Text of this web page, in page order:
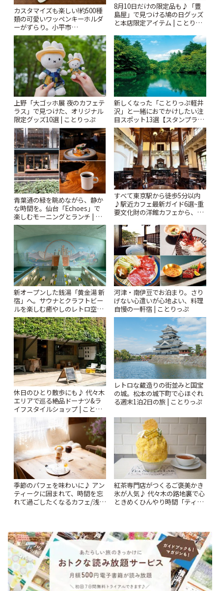
カスタマイズも楽しい!約500種
類の可愛いワッペンキーホルダ
ーがずらり。小平市
「Kimamaya T&K」 | ことりっ
ぷ
8月10日だけの限定品も♪「豊
島屋」で見つける鳩の日グッズ
と本店限定アイテム | ことりっ
上野「大ゴッホ展 夜のカフェテ
ラス」で見つけた、オリジナル
限定グッズ10選 | ことりっぷ
新しくなった「ことりっぷ軽井
沢」と一緒におでかけしたい注
目スポット13選【スタンプラリ
ー開催中】 | ことりっぷ
青葉通の緑を眺めながら、静か
な時間を。仙台「Echoes」で
楽しむモーニングとランチ | こ
とりっぷ
すべて東京駅から徒歩5分以内
♪駅近カフェ最新ガイド6選~重
要文化財の洋館カフェから、改
りっぷ
新オープンした銭湯「黄金湯 新
宿」へ。サウナとクラフトビー
ルを楽しむ癒やしのレトロ空間
| ことりっぷ
河津・南伊豆でお泊まり。さり
げない心遣いが心地よい、料理
自慢の一軒宿 | ことりっぷ
休日のひとり散歩にも♪ 代々木
エリアで巡る絶品ドーナツ&ラ
イフスタイルショップ | ことり
っぷ
レトロな蔵造りの街並みと国宝
の城。松本の城下町で心ほぐれ
る週末1泊2日の旅 | ことりっぷ
季節のパフェを味わいに♪ アン
ティークに囲まれて、時間を忘
れて過ごしたくなるカフェ/浅草
紅茶専門店がつくるご褒美かき
氷が人気♪ 代々木の路地裏で心
ときめくひんやり時間「ティー